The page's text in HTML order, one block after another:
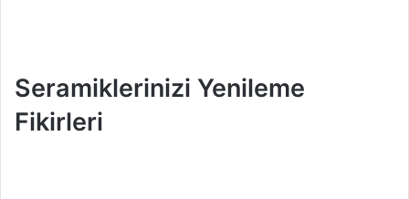
Seramiklerinizi Yenileme
Fikirleri